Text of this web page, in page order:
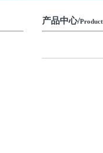
产品中心/